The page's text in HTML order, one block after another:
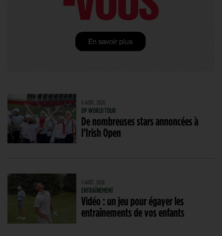
6 AOÛT. 2026
DP WORLD TOUR
De nombreuses stars annoncées à
l’Irish Open
5 AOÛT. 2026
ENTRAÎNEMENT
Vidéo : un jeu pour égayer les
entraînements de vos enfants